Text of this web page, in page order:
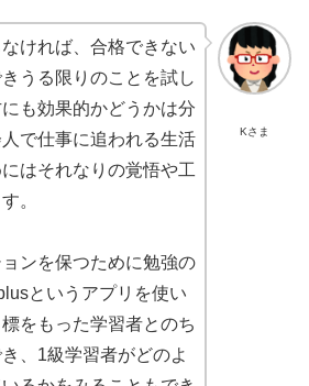
Kさま
なければ、合格できない
うる限りのことを試し
も効果的かどうかは分
で仕事に追われる生活
はそれなりの覚悟や工
。
ンを保つために勉強の
というアプリを使い
をもった学習者とのち
、1級学習者がどのよ